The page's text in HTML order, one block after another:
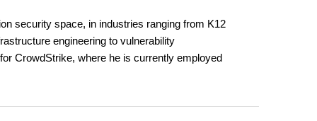
security space, in industries ranging from K12
engineering to vulnerability
CrowdStrike, where he is currently employed